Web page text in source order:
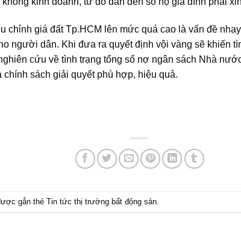
chỉnh giá đất Tp.HCM lên mức quá cao là vấn đề
người dân. Khi đưa ra quyết định vội vàng sẽ khiến
cứu về tình trạng tổng số nợ ngân sách Nhà
sách giải quyết phù hợp, hiệu quả.
gắn thẻTin tức thị trường bất động sản